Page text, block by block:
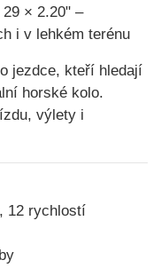
× 2.20" –
i v lehkém terénu
jezdce, kteří hledají
horské kolo.
výlety i
12 rychlostí